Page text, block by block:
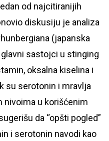
od najcitiranijih
diskusiju je analiza
(japanska
sastojci u stinging
oksalna kiselina i
su serotonin i mravlja
nivoima u korišćenim
da “opšti pogled”
i serotonin navodi kao